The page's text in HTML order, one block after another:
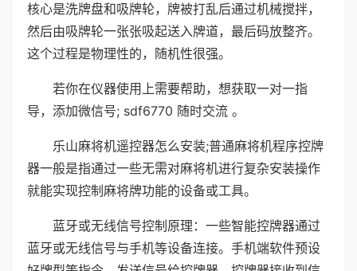
核心是洗牌盘和吸牌轮，牌被打乱后通过机械搅拌，
然后由吸牌轮一张张吸起送入牌道，最后码放整齐。
这个过程是物理性的，随机性很强。
若你在仪器使用上需要帮助，想获取一对一指
导，添加微信号; sdf6770 随时交流 。
乐山麻将机遥控器怎么安装;普通麻将机程序控牌
器一般是指通过一些无需对麻将机进行复杂安装操作
就能实现控制麻将牌功能的设备或工具。
蓝牙或无线信号控制原理：一些智能控牌器通过
蓝牙或无线信号与手机等设备连接。手机端软件预设